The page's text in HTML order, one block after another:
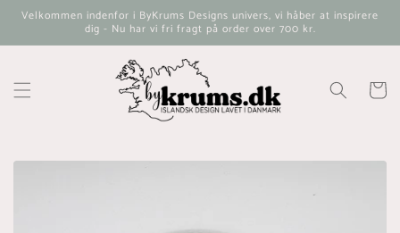
Gå til
Velkommen indenfor i ByKrums Designs univers, vi håber at inspirere
dig - Nu har vi fri fragt på order over 700 kr.